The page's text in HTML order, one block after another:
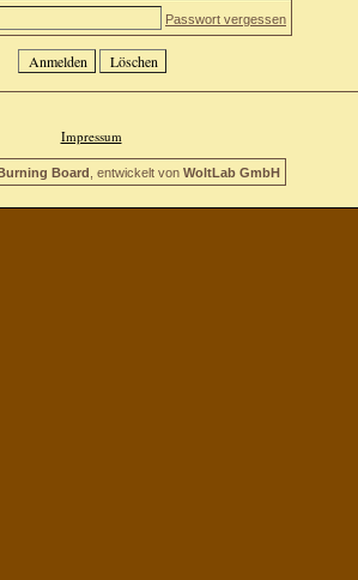
Passwort vergessen
Impressum
Board , entwickelt von WoltLab GmbH